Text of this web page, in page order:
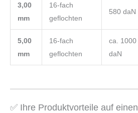
3,00
mm
16-fach
geflochten
580 daN
5,00
mm
16-fach
geflochten
ca. 1000
daN
✅ Ihre Produktvorteile auf